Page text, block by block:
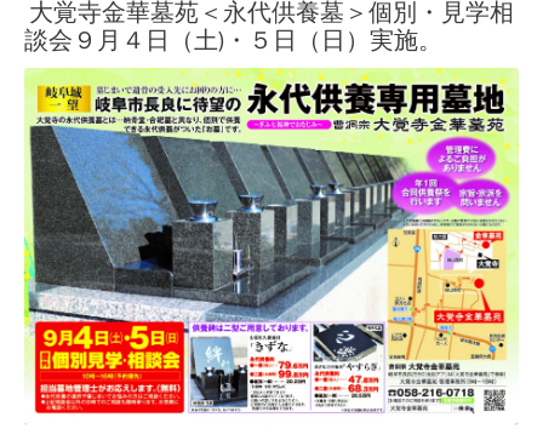
大覚寺金華墓苑＜永代供養墓＞個別・見学相
談会９月４日（土)・５日（日）実施。